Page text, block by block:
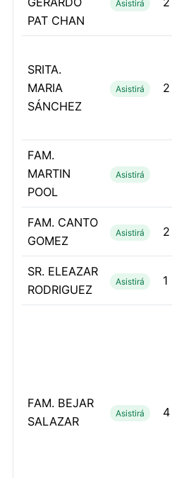
PAT CHAN
Asistirá
SRITA.
MARIA
SÁNCHEZ
Asistirá 2
FAM.
MARTIN
POOL
Asistirá
FAM. CANTO
GOMEZ
Asistirá 2
SR. ELEAZAR
RODRIGUEZ
Asistirá 1
FAM. BEJAR
SALAZAR
Asistirá 4